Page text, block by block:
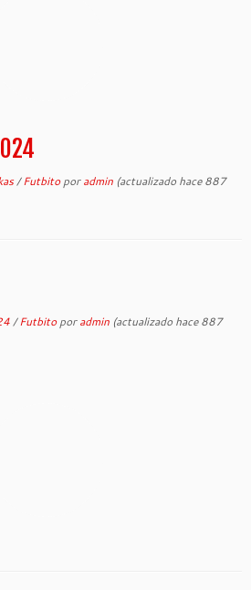
/Futbitoporadmin (actualizado hace 887
/Futbitoporadmin (actualizado hace 887